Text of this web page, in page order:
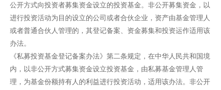
公开方式向投资者募集资金设立的投资基金。非公开募集资金，以
进行投资活动为目的设立的公司或者合伙企业，资产由基金管理人
或者普通合伙人管理的，其登记备案、资金募集和投资运作适用该
办法。
《私募投资基金登记备案办法》第二条规定，在中华人民共和国境
内，以非公开方式募集资金设立投资基金，由私募基金管理人管
理，为基金份额持有人的利益进行投资活动，适用该办法。非公开